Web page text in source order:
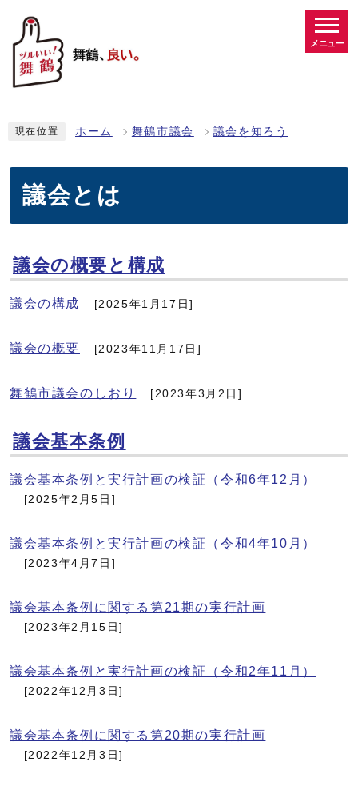
メニュー
現在位置 ホーム 舞鶴市議会 議会を知ろう
議会とは
議会の概要と構成
議会の構成 [2025年1月17日]
議会の概要 [2023年11月17日]
舞鶴市議会のしおり [2023年3月2日]
議会基本条例
議会基本条例と実行計画の検証（令和6年12月）
[2025年2月5日]
議会基本条例と実行計画の検証（令和4年10月）
[2023年4月7日]
議会基本条例に関する第21期の実行計画
[2023年2月15日]
議会基本条例と実行計画の検証（令和2年11月）
[2022年12月3日]
議会基本条例に関する第20期の実行計画
[2022年12月3日]